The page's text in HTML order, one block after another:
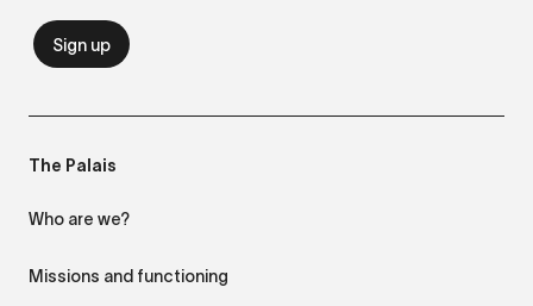
The Palais
Who are we?
Missions and functioning